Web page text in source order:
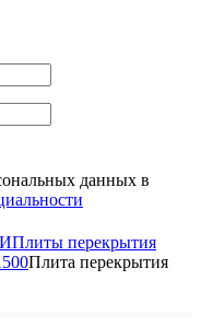
данных в
Плиты перекрытия
Плита перекрытия